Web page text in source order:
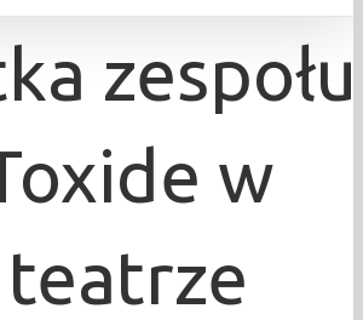
zespołu
w
teatrze